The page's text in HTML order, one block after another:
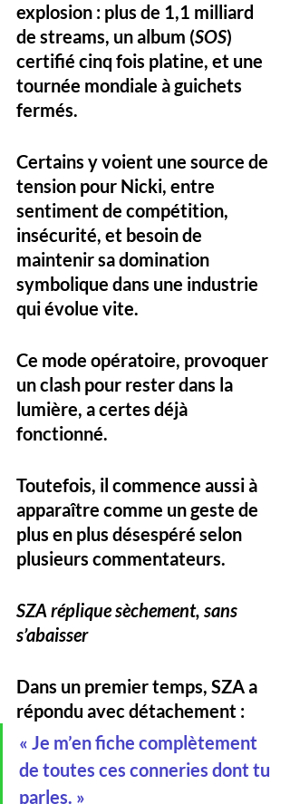
explosion : plus de 1,1 milliard
de streams, un album (SOS)
certifié cinq fois platine, et une
tournée mondiale à guichets
fermés.
Certains y voient une source de
tension pour Nicki, entre
sentiment de compétition,
insécurité, et besoin de
maintenir sa domination
symbolique dans une industrie
qui évolue vite.
Ce mode opératoire, provoquer
un clash pour rester dans la
lumière, a certes déjà
fonctionné.
Toutefois, il commence aussi à
apparaître comme un geste de
plus en plus désespéré selon
plusieurs commentateurs.
SZA réplique sèchement, sans
s’abaisser
Dans un premier temps, SZA a
répondu avec détachement :
« Je m’en fiche complètement
de toutes ces conneries dont tu
parles. »